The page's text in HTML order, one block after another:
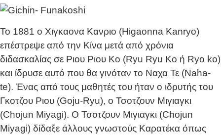
Το 1881 o Χιγκαονα Κανριο (Higaonna Kanryo)
επέστρεψε από την Κίνα μετά από χρόνια
διδασκαλίας σε Ριου Ριου Κο (Ryu Ryu Ko ή Ryo ko)
και ίδρυσε αυτό που θα γινόταν το Ναχα Τε (Naha-
te). Ένας από τους μαθητές του ήταν ο ιδρυτής του
Γκοτζου Ριου (Goju-Ryu), ο Τσοτζουν Μιγιαγκι
(Chojun Miyagi). Ο Τσοτζουν Μιγιαγκι (Chojun
Miyagi) δίδαξε άλλους γνωστούς Καρατέκα όπως